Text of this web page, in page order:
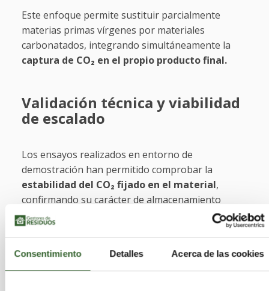
Consentimiento Detalles Acerca de las cookies
Este enfoque permite sustituir parcialmente
materias primas vírgenes por materiales
carbonatados, integrando simultáneamente la
captura de CO₂ en el propio producto final.
Validación técnica y viabilidad
de escalado
Los ensayos realizados en entorno de
demostración han permitido comprobar la
estabilidad del CO₂ fijado en el material,
confirmando su carácter de almacenamiento
permanente bajo condiciones de uso industrial.
contempla: